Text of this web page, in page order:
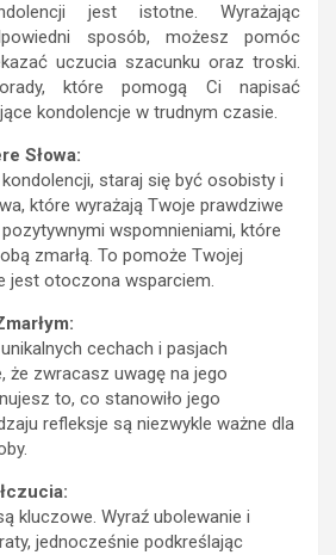
jest istotne. Wyrażając
sposób, możesz pomóc
uczucia szacunku oraz troski.
które pomogą Ci napisać
kondolencje w trudnym czasie.
Słowa:
staraj się być osobisty i
które wyrażają Twoje prawdziwe
wspomnieniami, które
zmarłą. To pomoże Twojej
jest otoczona wsparciem.
cechach i pasjach
że zwracasz uwagę na jego
to, co stanowiło jego
refleksje są niezwykle ważne dla
kluczowe. Wyraź ubolewanie i
jednocześnie podkreślając